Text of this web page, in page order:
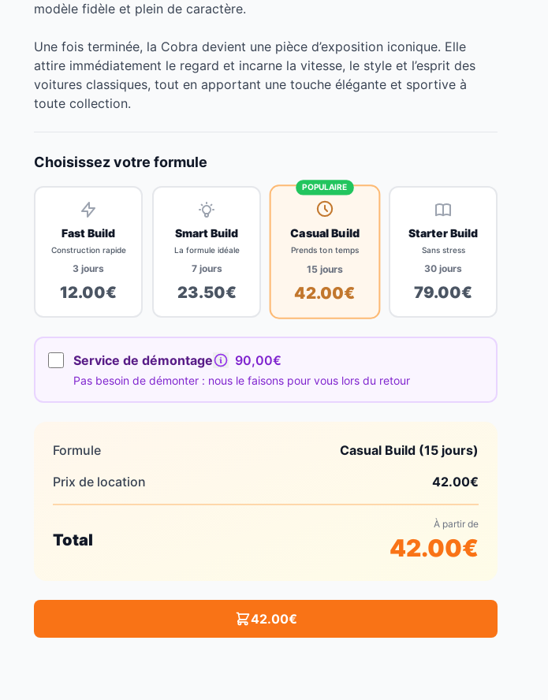
modèle fidèle et plein de caractère.
Une fois terminée, la Cobra devient une pièce d’exposition iconique. Elle
attire immédiatement le regard et incarne la vitesse, le style et l’esprit des
voitures classiques, tout en apportant une touche élégante et sportive à
toute collection.
Choisissez votre formule
Fast Build
Construction rapide
3 jours
12.00€
Smart Build
La formule idéale
7jours
23.50€
POPULAIRE
Casual Build
Prends ton temps
15jours
42.00€
Starter Build
Sans stress
30 jours
79.00€
Service de démontage 90,00€
Pas besoin de démonter : nous le faisons pour vous lors du retour
Formule
Casual Build (15 jours)
Prix de location
42.00€
Total
À partir de
42.00€
42.00€